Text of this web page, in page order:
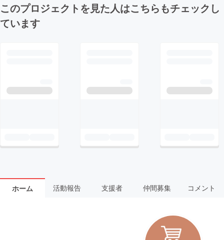
このプロジェクトを見た人はこちらもチェックし
ています
ホーム 活動報告 支援者 仲間募集 コメント